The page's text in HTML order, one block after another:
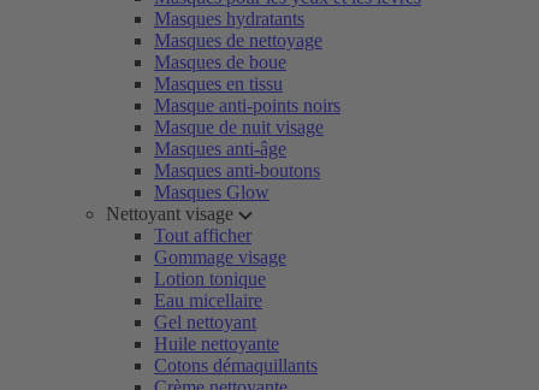
Masques hydratants
Masques de nettoyage
Masques de boue
Masques en tissu
Masque anti-points noirs
Masque de nuit visage
Masques anti-âge
Masques anti-boutons
Masques Glow
Nettoyant visage
Tout afficher
Gommage visage
Lotion tonique
Eau micellaire
Gel nettoyant
Huile nettoyante
Cotons démaquillants